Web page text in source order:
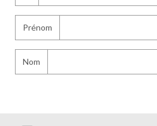
Prénom
Nom